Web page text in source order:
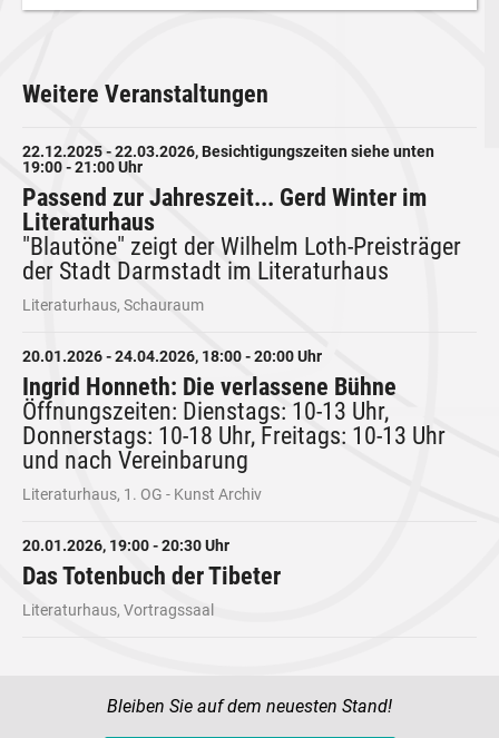
Weitere Veranstaltungen
22.12.2025 - 22.03.2026, Besichtigungszeiten siehe unten
19:00 - 21:00 Uhr
Passend zur Jahreszeit... Gerd Winter im
Literaturhaus
"Blautöne" zeigt der Wilhelm Loth-Preisträger
der Stadt Darmstadt im Literaturhaus
Literaturhaus, Schauraum
20.01.2026 - 24.04.2026, 18:00 - 20:00 Uhr
Ingrid Honneth: Die verlassene Bühne
Öffnungszeiten: Dienstags: 10-13 Uhr,
Donnerstags: 10-18 Uhr, Freitags: 10-13 Uhr
und nach Vereinbarung
Literaturhaus, 1. OG - Kunst Archiv
20.01.2026, 19:00 - 20:30 Uhr
Das Totenbuch der Tibeter
Literaturhaus, Vortragssaal
Bleiben Sie auf dem neuesten Stand!